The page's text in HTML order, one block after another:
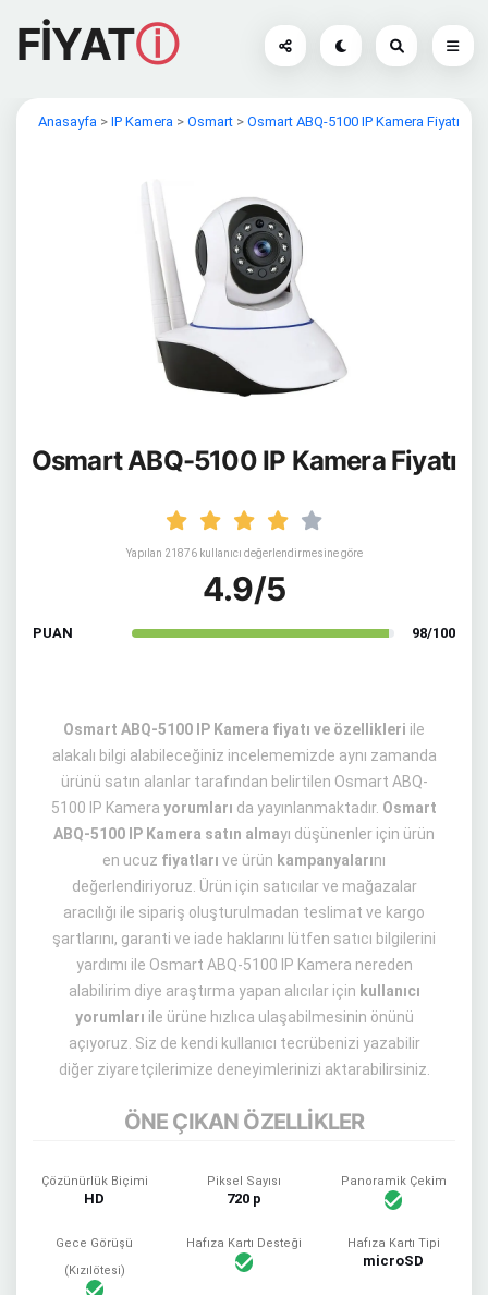
FİYATⓘ
Anasayfa > IP Kamera > Osmart > Osmart ABQ-5100 IP Kamera Fiyatı
Osmart ABQ-5100 IP Kamera Fiyatı
Yapılan 21876 kullanıcı değerlendirmesine göre
4.9/5
PUAN 98/100
Osmart ABQ-5100 IP Kamera fiyatı ve özellikleri ile
alakalı bilgi alabileceğiniz incelememizde aynı zamanda
ürünü satın alanlar tarafından belirtilen Osmart ABQ-
5100 IP Kamera yorumları da yayınlanmaktadır. Osmart
ABQ-5100 IP Kamera satın almayı düşünenler için ürün
en ucuz fiyatları ve ürün kampanyalarını
değerlendiriyoruz. Ürün için satıcılar ve mağazalar
aracılığı ile sipariş oluşturulmadan teslimat ve kargo
şartlarını, garanti ve iade haklarını lütfen satıcı bilgilerini
yardımı ile Osmart ABQ-5100 IP Kamera nereden
alabilirim diye araştırma yapan alıcılar için kullanıcı
yorumları ile ürüne hızlıca ulaşabilmesinin önünü
açıyoruz. Siz de kendi kullanıcı tecrübenizi yazabilir
diğer ziyaretçilerimize deneyimlerinizi aktarabilirsiniz.
ÖNE ÇIKAN ÖZELLİKLER
Çözünürlük Biçimi
HD
Piksel Sayısı
720 p
Panoramik Çekim
Gece Görüşü
(Kızılötesi)
Hafıza Kartı Desteği Hafıza Kartı Tipi
microSD